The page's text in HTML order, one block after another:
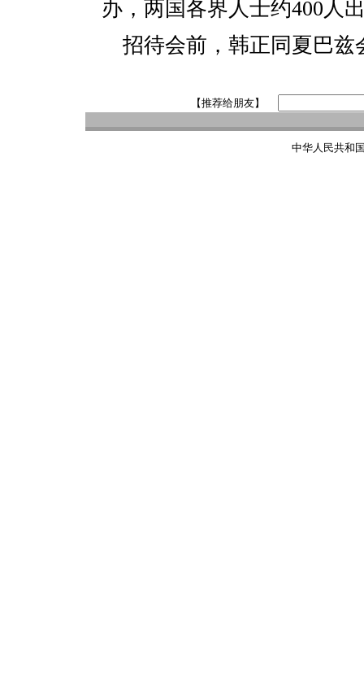
办，两国各界人士约400人
招待会前，韩正同夏巴兹
【推荐给朋友】
中华人民共和